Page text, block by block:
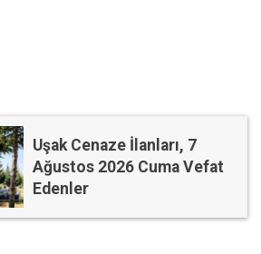
Uşak Cenaze İlanları, 7
Ağustos 2026 Cuma Vefat
Edenler